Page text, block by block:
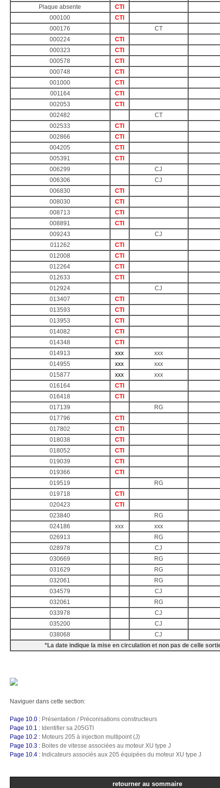
Plaque absente
CTI
000100
CTI
000176
CT
000224
CTI
000323
CTI
000578
CTI
000748
CTI
001000
CTI
001164
CTI
002053
CTI
002482
CT
002533
CTI
002866
CTI
004205
CTI
005391
CTI
006299
CJ
006306
CJ
006830
CTI
008030
CTI
008713
CTI
008891
CTI
009243
CJ
011262
CTI
012008
CTI
012264
CTI
012633
CTI
012924
CJ
013407
CTI
013593
CTI
013953
CTI
014082
CTI
014348
CTI
014913
xxx
xxx
014955
xxx
xxx
015877
xxx
xxx
016164
CTI
016418
CTI
017139
RG
017796
CTI
017802
CTI
018038
CTI
018052
CTI
019039
CTI
019366
CTI
019519
RG
019718
CTI
020423
CTI
023840
RG
024186
xxx
xxx
026913
RG
028978
CJ
030669
RG
031629
RG
032061
RG
034579
CJ
032061
RG
033978
CJ
035200
CJ
038068
CJ
*La date indique la mise en circulation et non pas de celle
Naviguer dans cette section:
Page 10.0 : Présentation / Préconisations constructeurs
Page 10.1 : Identifier sa 205GTI
Page 10.2 : Moteurs 205 à injection multipoint (J)
Page 10.3 : Boites de vitesse associées au moteur XU type J
Page 10.4 : Indicateurs associés aux 205 équipées du moteur XU type J
retourner au sommaire